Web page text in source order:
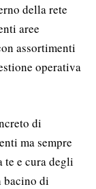
della rete
aree
assortimenti
operativa
di
ma sempre
te e cura degli
di